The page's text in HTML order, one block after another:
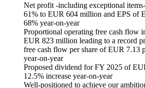
Net profit -including exceptional
61% to EUR 604 million and EPS of
68% year-on-year
Proportional operating free cash flow
EUR 823 million leading to a record
free cash flow per share of EUR 7.13
year-on-year
Proposed dividend for FY 2025 of
12.5% increase year-on-year
Well-positioned to achieve our